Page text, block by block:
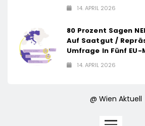
14. APRIL 2026
80 Prozent Sagen
Auf Saatgut /
Umfrage In Fünf
14. APRIL 2026
@ Wien Aktuell